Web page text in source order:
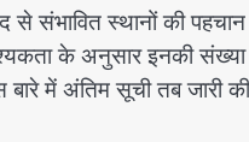
संभावित स्थानों की
के अनुसार इनकी संख्या
में अंतिम सूची तब जारी की